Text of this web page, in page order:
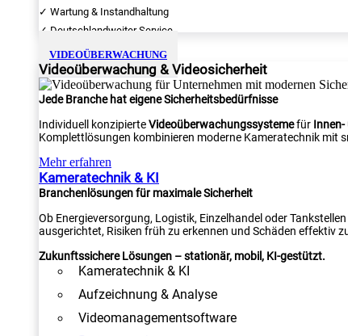
✓ Wartung & Instandhaltung
✓ Deutschlandweiter Service
VIDEOÜBERWACHUNG
Videoüberwachung & Videosicherheit
Jede Branche hat eigene Sicherheitsbedürfnisse
Individuell konzipierteVideoüberwachungssystemefür Innen-
Komplettlösungen kombinieren moderne Kameratechnik mit
Mehr erfahren
Kameratechnik & KI
Branchenlösungen für maximale Sicherheit
Ob Energieversorgung, Logistik, Einzelhandel oder
ausgerichtet, Risiken früh zu erkennen und Schäden effektiv
Zukunftssichere Lösungen – stationär, mobil, KI-gestützt.
Kameratechnik & KI
Aufzeichnung & Analyse
Videomanagementsoftware